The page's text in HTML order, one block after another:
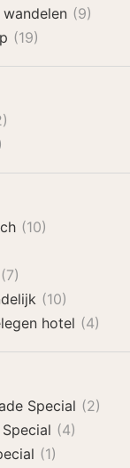
wandelen (9)
(19)
(10)
(7)
(10)
hotel (4)
Special (2)
(4)
(1)